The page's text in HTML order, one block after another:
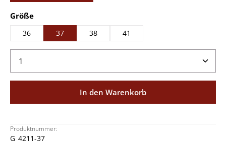
Größeauswählen
36 37 38 41
Produkt Anzahl: Gib den gewünschten Wert ein
In den Warenkorb
Produktnummer:
G_4211-37